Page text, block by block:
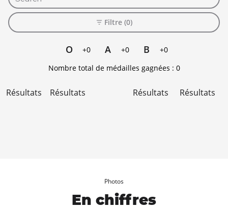
O +0 A +0 B
+0
Nombre total de médailles gagnées : 0
Filtre (0)
Résultats Résultats Résultats Résultats
Photos
En chiffres